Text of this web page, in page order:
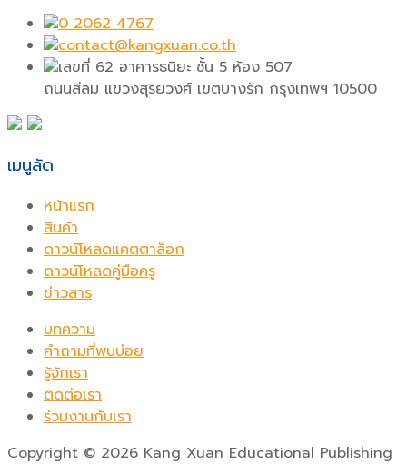
0 2062 4767
contact@kangxuan.co.th
เลขที่ 62 อาคารธนิยะ ชั้น 5 ห้อง 507
ถนนสีลม แขวงสุริยวงศ์ เขตบางรัก กรุงเทพฯ 10500
เมนูลัด
หน้าแรก
สินค้า
ดาวน์โหลดแคตตาล็อก
ดาวน์โหลดคู่มือครู
ข่าวสาร
บทความ
คำถามที่พบบ่อย
รู้จักเรา
ติดต่อเรา
ร่วมงานกับเรา
Copyright © 2026 Kang Xuan Educational Publishing